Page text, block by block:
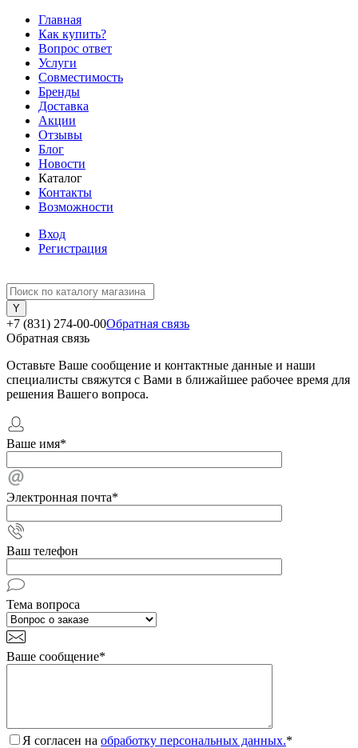
Главная
Как купить?
Вопрос ответ
Услуги
Совместимость
Бренды
Доставка
Акции
Отзывы
Блог
Новости
Каталог
Контакты
Возможности
Вход
Регистрация
+7 (831) 274-00-00Обратная связь
Обратная связь
Оставьте Ваше сообщение и контактные данные и наши
специалисты свяжутся с Вами в ближайшее рабочее время для
решения Вашего вопроса.
Ваше имя*
Электронная почта*
Ваш телефон
Тема вопроса
Ваше сообщение*
Я согласен на обработку персональных данных.*